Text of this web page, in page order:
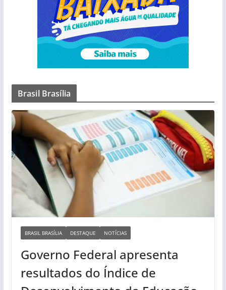
Brasil Brasília
BRASIL BRASÍLIA DESTAQUE NOTÍCIAS
Governo Federal apresenta
resultados do Índice de